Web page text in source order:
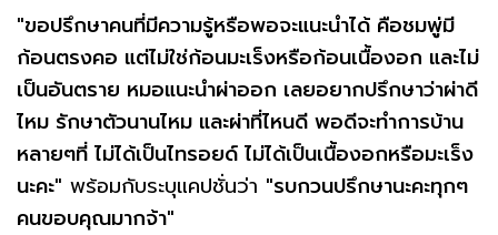
"ขอปรึกษาคนที่มีความรู้หรือพอจะแนะนำได้ คือชมพู่มี
ก้อนตรงคอ แต่ไม่ใช่ก้อนมะเร็งหรือก้อนเนื้องอก และไม่
เป็นอันตราย หมอแนะนำผ่าออก เลยอยากปรึกษาว่าผ่าดี
ไหม รักษาตัวนานไหม และผ่าที่ไหนดี พอดีจะทำการบ้าน
หลายๆที่ ไม่ได้เป็นไทรอยด์ ไม่ได้เป็นเนื้องอกหรือมะเร็ง
นะคะ" พร้อมกับระบุแคปชั่นว่า "รบกวนปรึกษานะคะทุกๆ
คนขอบคุณมากจ้า"